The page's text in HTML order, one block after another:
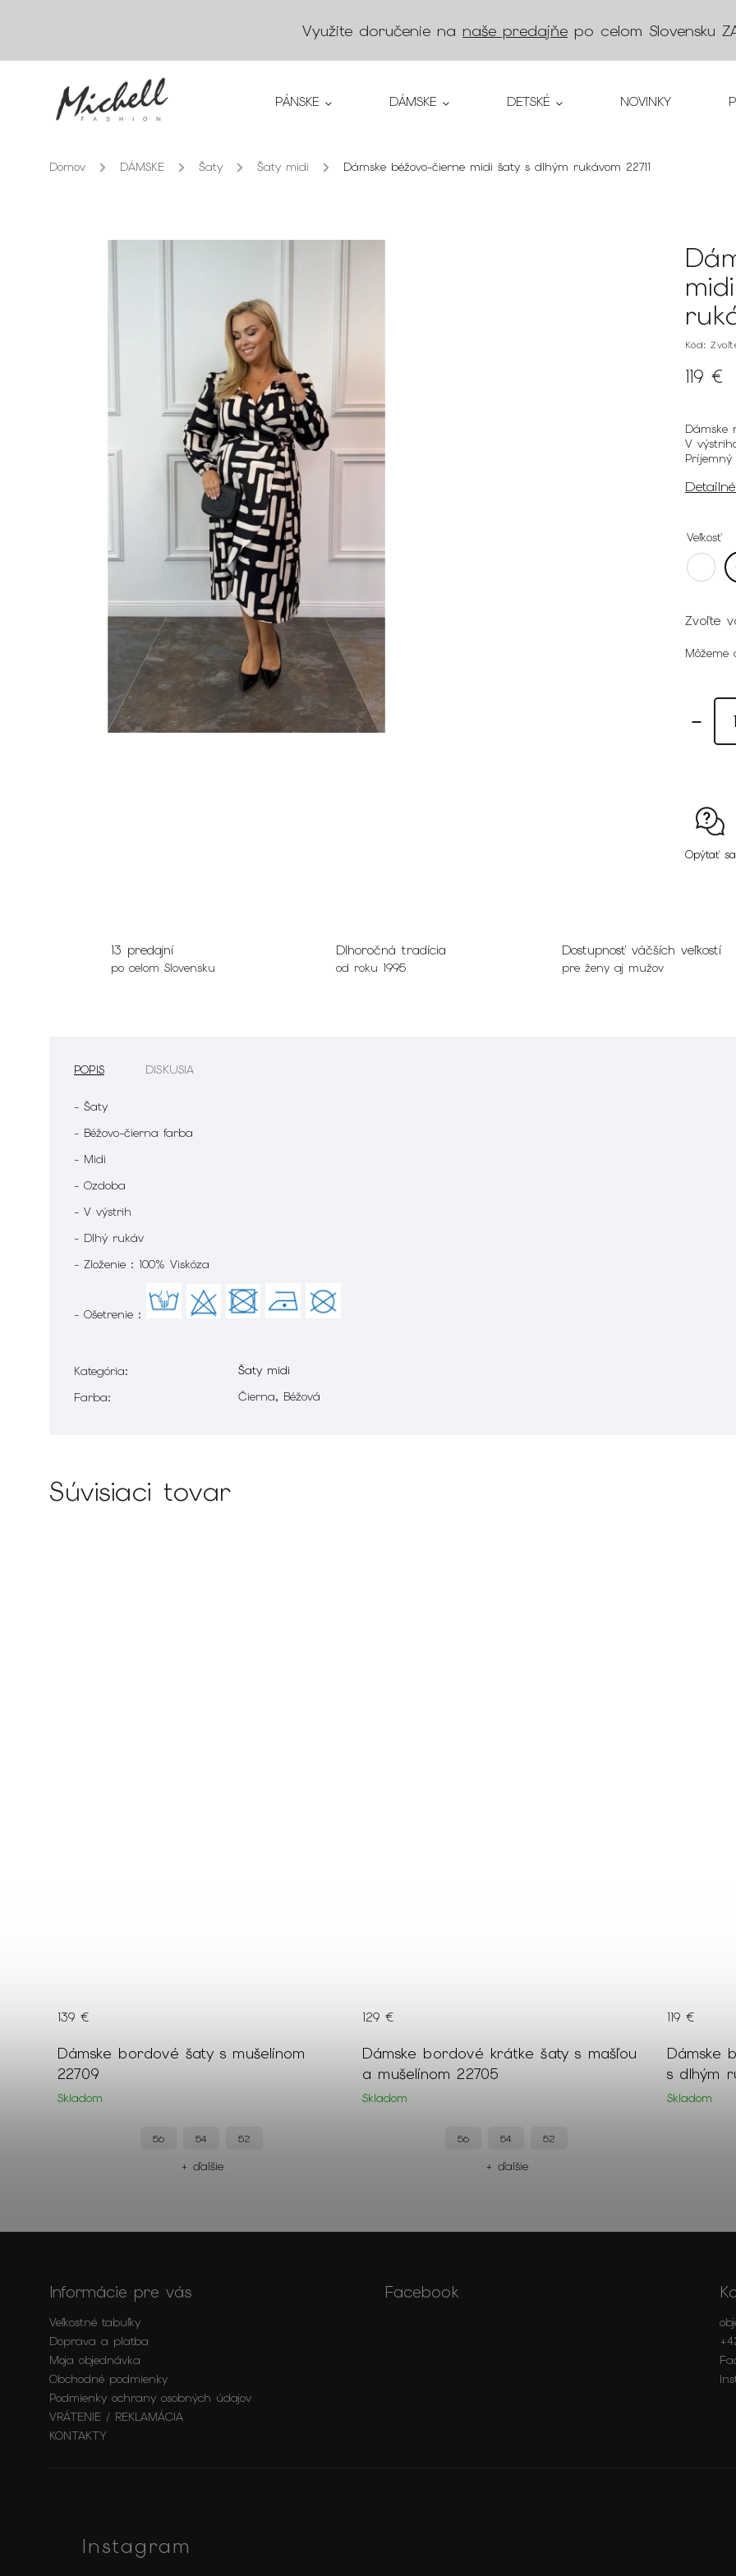
Využite doručenie na naše predajňe po celom Slovensku
PÁNSKE DÁMSKE DETSKÉ NOVINKY
Domov / DÁMSKE / Šaty / Šaty midi / Dámske béžovo-čierne midi šaty s dlhým rukávom 22711
Kód:
119 €
Dámske
V
Veľkosť
Zvoľte
Môžeme
Opýtať sa
13 predajní
po celom Slovensku
Dlhoročná tradícia
od roku 1995
Dostupnosť väčších veľkostí
pre ženy aj mužov
POPIS DISKUSIA
- Šaty
- Béžovo-čierna farba
- Midi
- Ozdoba
- V výstrih
- Dlhý rukáv
- Zloženie : 100% Viskóza
- Ošetrenie :
Kategória:
Šaty midi
Farba: Čierna, Béžová
Súvisiaci tovar
Dámske bordové šaty s mušelínom
22709
Skladom
139 €
56 54 52
+ ďalšie
Dámske bordové krátke šaty s mašľou
a mušelínom 22705
Skladom
129 €
56 54 52
+ ďalšie
Dámske
s dlhým
Skladom
119 €
Informácie pre vás
Veľkostné tabuľky
Doprava a platba
Moja objednávka
Obchodné podmienky
Podmienky ochrany osobných údajov
VRÁTENIE / REKLAMÁCIA
KONTAKTY
Facebook
Instagram